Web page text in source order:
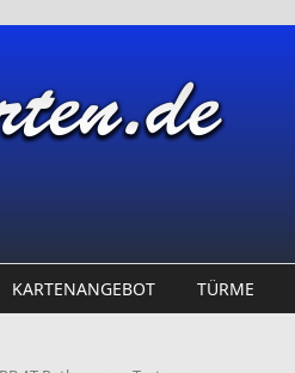
KARTENANGEBOT TÜRME